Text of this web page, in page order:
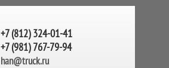
+7 (812) 324-01-41
+7 (981) 767-79-94
han@truck.ru